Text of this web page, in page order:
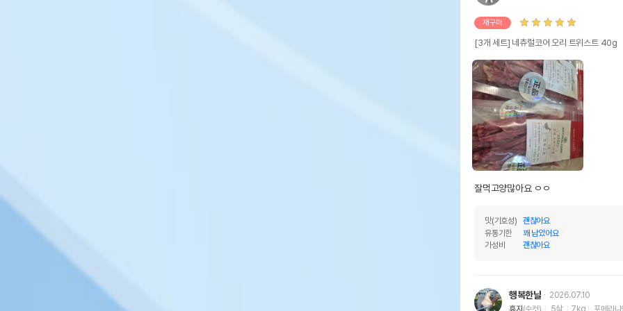
재구매
[3개 세트] 네츄럴코어 오리 트위스트 40g
잘먹고양많아요 ㅇㅇ
맛(기호성)
괜찮아요
유통기한
꽤 남았어요
가성비
괜찮아요
행복한날
2026.07.10
휴지 (수컷) 5살 7kg 포메라니